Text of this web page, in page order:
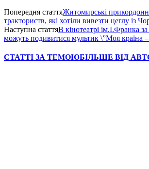
Попередня статтяЖитомирські
тракториств, які хотіли вивезти цеглу із
Наступна статтяВ кінотеатрі ім.І.Франка
можуть подивитися мультик \”Моя країна –
СТАТТІ ЗА ТЕМОЮБІЛЬШЕ ВІД